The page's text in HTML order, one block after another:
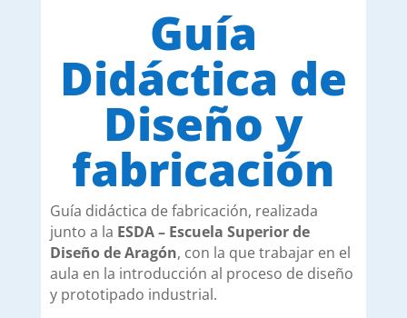
Guía
Didáctica de
Diseño y
fabricación
Guía didáctica de fabricación, realizada
junto a la ESDA – Escuela Superior de
Diseño de Aragón, con la que trabajar en el
aula en la introducción al proceso de diseño
y prototipado industrial.